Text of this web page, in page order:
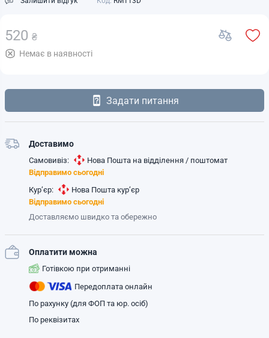
520 ₴
Немає в наявності
Задати питання
Доставимо
Самовивіз:
Нова Пошта на відділення / поштомат
Відправимо сьогодні
Кур’єр:
Нова Пошта кур’єр
Відправимо сьогодні
Доставляємо швидко та обережно
Оплатити можна
Готівкою при отриманні
Передоплата онлайн
По рахунку (для ФОП та юр. осіб)
По реквізитах